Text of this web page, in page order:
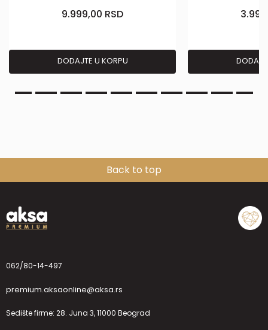
9.999,00 RSD
DODAJTE U KORPU
Back to top
062/80-14-497
premium.aksaonline@aksa.rs
Sedište firme: 28. Juna 3, 11000 Beograd